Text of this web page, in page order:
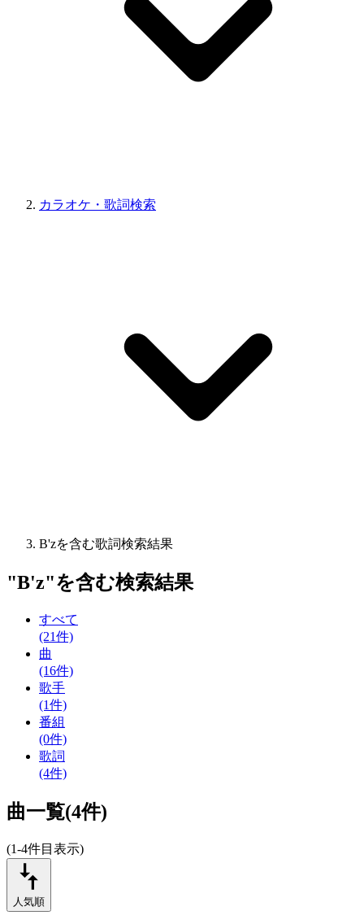
カラオケ・歌詞検索
B'zを含む歌詞検索結果
"B'z"を含む検索結果
すべて
(21件)
曲
(16件)
歌手
(1件)
番組
(0件)
歌詞
(4件)
曲一覧(4件)
(1-4件目表示)
人気順